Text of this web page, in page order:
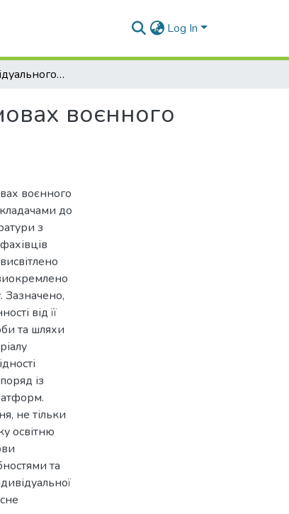
Log In
Методи індивідуального підходу до студентів в умовах воєнного стану
воєнного
воєнного
до
з
Зазначено,
від її
та шляхи
із
не тільки
освітню
та